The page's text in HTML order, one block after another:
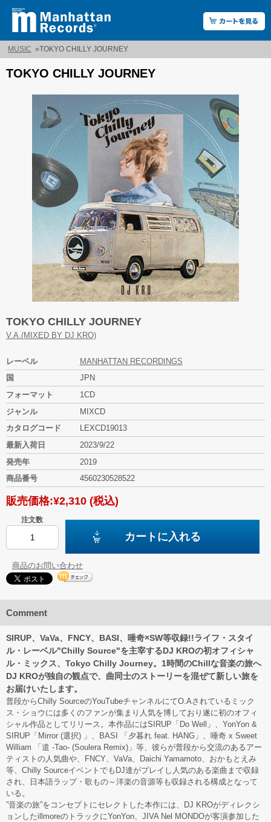
MUSIC »TOKYO CHILLY JOURNEY
TOKYO CHILLY JOURNEY
TOKYO CHILLY JOURNEY
V.A.(MIXED BY DJ KRO)
レーベル
MANHATTAN RECORDINGS
国
JPN
フォーマット
1CD
ジャンル
MIXCD
カタログコード
LEXCD19013
最新入荷日
2023/9/22
発売年
2019
商品番号
4560230528522
販売価格:¥2,310 (税込)
注文数
カートに入れる
商品のお問い合わせ
Comment
SIRUP、VaVa、FNCY、BASI、唾奇×SW等収録!!ライフ・スタイ
ル・レーベル"Chilly Source"を主宰するDJ KROの初オフィシャ
ル・ミックス、Tokyo Chilly Journey。1時間のChillな音楽の旅へ
DJ KROが独自の観点で、曲同士のストーリーを混ぜて新しい旅を
お届けいたします。
普段からChilly SourceのYouTubeチャンネルにてO.Aされているミック
ス・ショウには多くのファンが集まり人気を博しており遂に初のオフィ
シャル作品としてリリース。本作品にはSIRUP「Do Well」、YonYon &
SIRUP「Mirror (選択) 」、BASI 「夕暮れ feat. HANG」、唾奇 x Sweet
William 「道 -Tao- (Soulera Remix)」等、彼らが普段から交流のあるアー
ティストの人気曲や、FNCY、VaVa、Daichi Yamamoto、おかもとえみ
等、Chilly SourceイベントでもDJ達がプレイし人気のある楽曲まで収録
され、日本語ラップ・歌もの～洋楽の音源等も収録される構成となって
いる。
”音楽の旅”をコンセプトにセレクトした本作には、DJ KROがディレクシ
ョンしたillmoreのトラックにYonYon、JIVA Nel MONDOが客演参加した